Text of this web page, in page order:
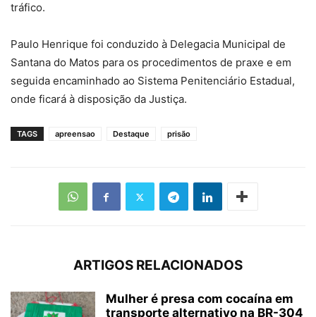
tráfico.
Paulo Henrique foi conduzido à Delegacia Municipal de
Santana do Matos para os procedimentos de praxe e em
seguida encaminhado ao Sistema Penitenciário Estadual,
onde ficará à disposição da Justiça.
TAGS apreensao Destaque prisão
ARTIGOS RELACIONADOS
Mulher é presa com cocaína em
transporte alternativo na BR-304